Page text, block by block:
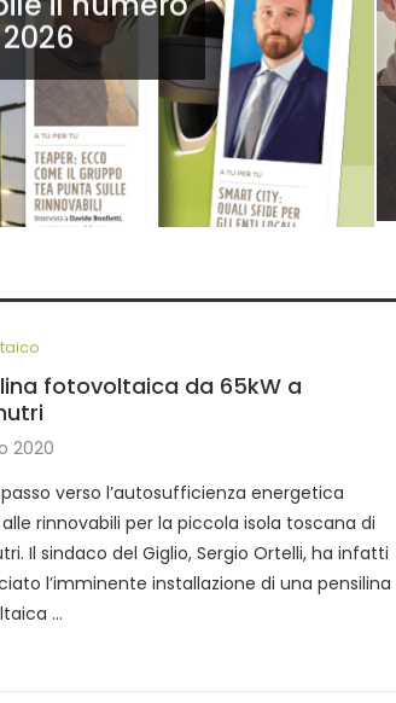
fotovoltaica da 65kW a
2020
verso l’autosufficienza energetica
rinnovabili per la piccola isola toscana di
Il sindaco del Giglio, Sergio Ortelli, ha infatti
l’imminente installazione di una pensilina
…